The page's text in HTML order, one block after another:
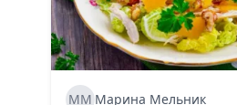
ММ Марина Мельник